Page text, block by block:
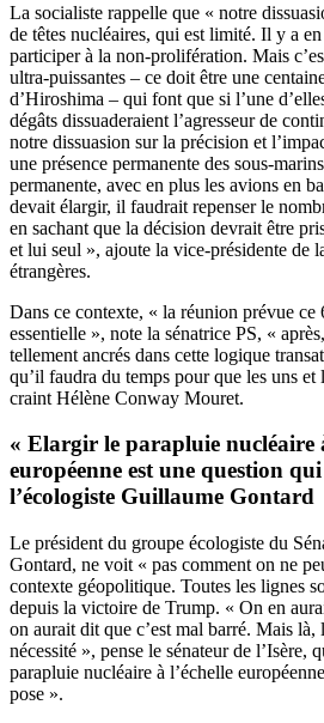
La socialiste rappelle que « notre
de têtes nucléaires, qui est limité. Il y a
participer à la non-prolifération. Mais
ultra-puissantes – ce doit être une
d’Hiroshima – qui font que si l’une
dégâts dissuaderaient l’agresseur de
notre dissuasion sur la précision et
une présence permanente des sous-
permanente, avec en plus les avions en
devait élargir, il faudrait repenser le
en sachant que la décision devrait être
et lui seul », ajoute la vice-présidente de
étrangères.
Dans ce contexte, « la réunion prévue ce
essentielle », note la sénatrice PS, «
tellement ancrés dans cette logique
qu’il faudra du temps pour que les uns et
craint Hélène Conway Mouret.
« Elargir le parapluie nucléaire
européenne est une question qui
l’écologiste Guillaume Gontard
Le président du groupe écologiste du
Gontard, ne voit « pas comment on ne
contexte géopolitique. Toutes les lignes
depuis la victoire de Trump. « On en
on aurait dit que c’est mal barré. Mais là,
nécessité », pense le sénateur de l’Isère,
parapluie nucléaire à l’échelle
pose ».